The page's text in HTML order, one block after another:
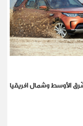
الأوسط وشمال افريقيا